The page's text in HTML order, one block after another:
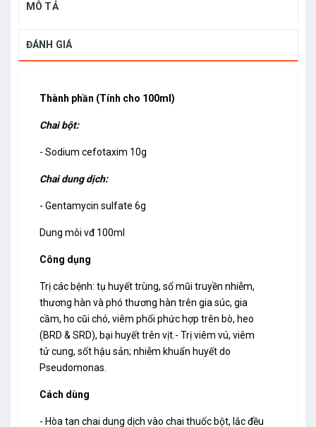
MÔ TẢ
ĐÁNH GIÁ
Thành phần (Tính cho 100ml)
Chai bột:
- Sodium cefotaxim 10g
Chai dung dịch:
- Gentamycin sulfate 6g
Dung môi vđ 100ml
Công dụng
Trị các bệnh: tụ huyết trùng, sổ mũi truyền nhiễm,
thương hàn và phó thương hàn trên gia súc, gia
cầm, ho cũi chó, viêm phổi phức hợp trên bò, heo
(BRD & SRD), bại huyết trên vịt.- Trị viêm vú, viêm
tử cung, sốt hậu sản; nhiễm khuẩn huyết do
Pseudomonas.
Cách dùng
- Hòa tan chai dung dịch vào chai thuốc bột, lắc đều